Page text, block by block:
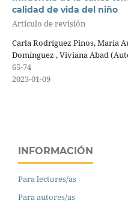
calidad de vida del niño
Articulo de revisión
Carla Rodríguez Pinos, María
Domínguez , Viviana Abad
65-74
2023-01-09
INFORMACIÓN
Para lectores/as
Para autores/as